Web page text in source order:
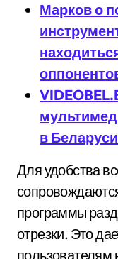
Марков о
в
Для удобства
программы
отрезки. Это
пользователям